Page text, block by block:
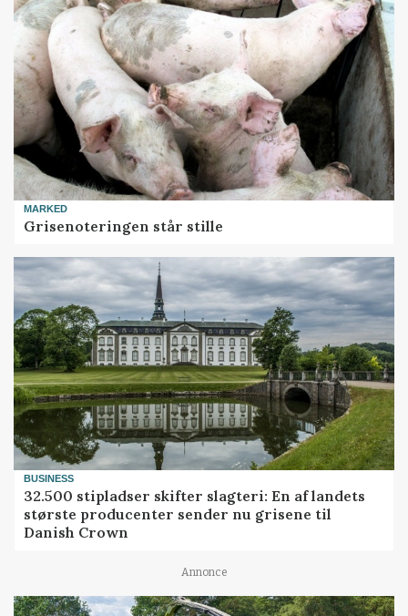
MARKED
Grisenoteringen står stille
BUSINESS
32.500 stipladser skifter slagteri: En af landets
største producenter sender nu grisene til
Danish Crown
Annonce